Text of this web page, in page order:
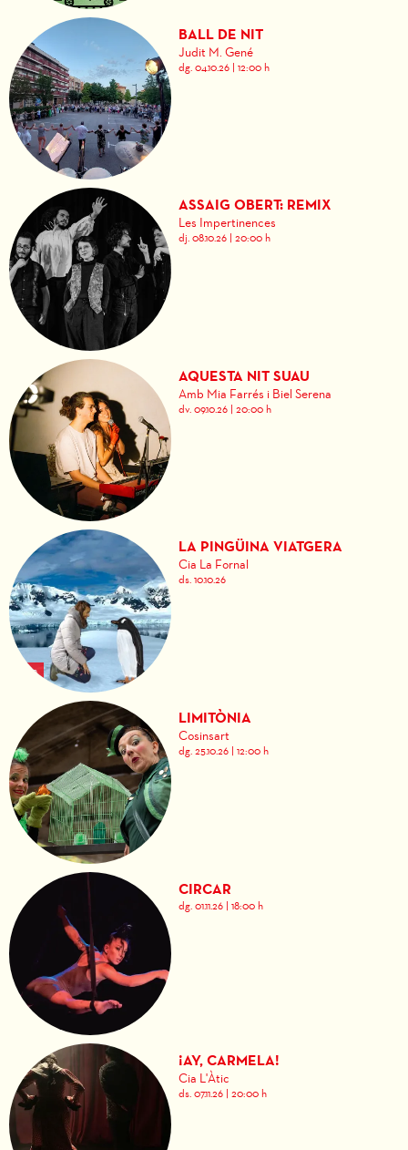
BALL DE NIT
Judit M. Gené
dg. 04.10.26 |12:00 h
ASSAIG OBERT: REMIX
Les Impertinences
dj. 08.10.26 |20:00 h
AQUESTA NIT SUAU
Amb Mia Farrés i Biel Serena
dv. 09.10.26 |20:00 h
LA PINGÜINA VIATGERA
Cia La Fornal
ds. 10.10.26
LIMITÒNIA
Cosinsart
dg. 25.10.26 |12:00 h
CIRCAR
dg. 01.11.26 |18:00 h
¡AY, CARMELA!
Cia L'Àtic
ds. 07.11.26 |20:00 h